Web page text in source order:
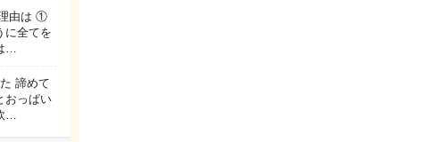
由は ①
に全てを
…
諦めて
おっぱい
…